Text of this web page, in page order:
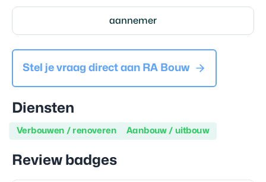
aannemer
Stel je vraag direct aan RA Bouw
Diensten
Verbouwen / renoveren Aanbouw / uitbouw
Review badges